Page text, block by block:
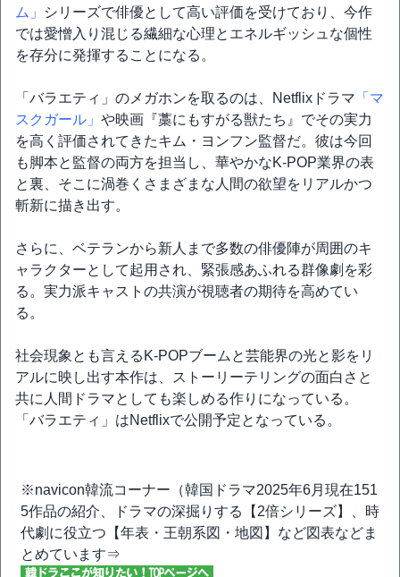
ム」
シリーズで俳優として高い評価を受けており、今作
では愛憎入り混じる繊細な心理とエネルギッシュな個性
を存分に発揮することになる。
「バラエティ」のメガホンを取るのは、Netflixドラマ 「マ
スクガール」 や映画『藁にもすがる獣たち』でその実力
を高く評価されてきたキム・ヨンフン監督だ。彼は今回
も脚本と監督の両方を担当し、華やかなK-POP業界の表
と裏、そこに渦巻くさまざまな人間の欲望をリアルかつ
斬新に描き出す。
さらに、ベテランから新人まで多数の俳優陣が周囲のキ
ャラクターとして起用され、緊張感あふれる群像劇を彩
る。実力派キャストの共演が視聴者の期待を高めてい
る。
社会現象とも言えるK-POPブームと芸能界の光と影をリ
アルに映し出す本作は、ストーリーテリングの面白さと
共に人間ドラマとしても楽しめる作りになっている。
「バラエティ」はNetflixで公開予定となっている。
※navicon韓流コーナー（韓国ドラマ2025年6月現在151
5作品の紹介、ドラマの深掘りする【2倍シリーズ】、時
代劇に役立つ【年表・王朝系図・地図】など図表などま
とめています⇒